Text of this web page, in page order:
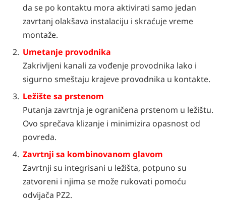
da se po kontaktu mora aktivirati samo jedan
zavrtanj olakšava instalaciju i skraćuje vreme
montaže.
Umetanje provodnika
Zakrivljeni kanali za vođenje provodnika lako i
sigurno smeštaju krajeve provodnika u kontakte.
Ležište sa prstenom
Putanja zavrtnja je ograničena prstenom u ležištu.
Ovo sprečava klizanje i minimizira opasnost od
povreda.
Zavrtnji sa kombinovanom glavom
Zavrtnji su integrisani u ležišta, potpuno su
zatvoreni i njima se može rukovati pomoću
odvijača PZ2.